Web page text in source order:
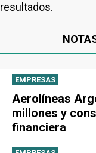
resultados.
EMPRESAS
Aerolíneas
millones y
financiera